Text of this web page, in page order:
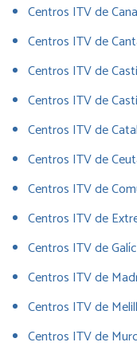
Centros ITV de
Centros ITV de
Centros ITV de
Centros ITV de
Centros ITV de
Centros ITV de
Centros ITV de
Centros ITV de
Centros ITV de
Centros ITV de
Centros ITV de
Centros ITV de